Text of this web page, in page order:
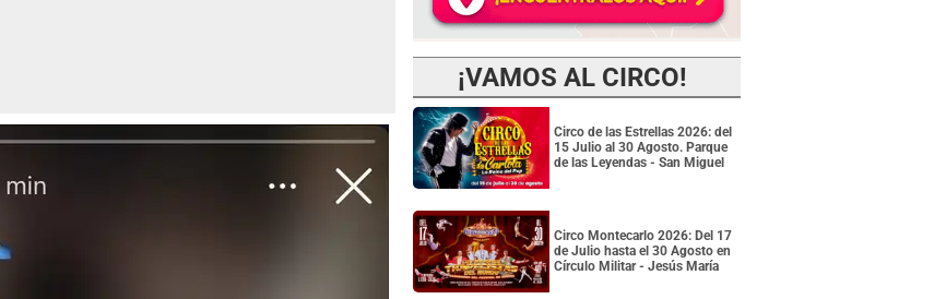
¡VAMOS AL CIRCO!
Circo de las Estrellas 2026: del
15 Julio al 30 Agosto. Parque
de las Leyendas - San Miguel
Circo Montecarlo 2026: Del 17
de Julio hasta el 30 Agosto en
Círculo Militar - Jesús María